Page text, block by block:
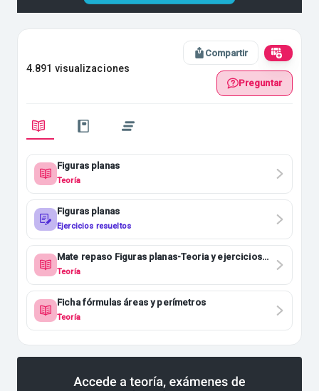
4.891 visualizaciones
Compartir
Preguntar
Figuras planas
Teoría
Figuras planas
Ejercicios resueltos
Mate repaso Figuras planas-Teoria y ejercicios
resueltos
Teoría
Ficha fórmulas áreas y perímetros
Teoría